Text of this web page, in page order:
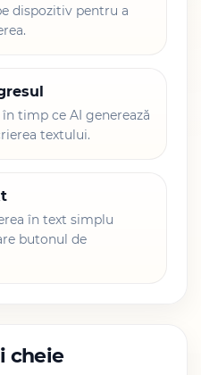
dispozitiv pentru a
timp ce AI generează
textului.
în text simplu
butonul de
cheie